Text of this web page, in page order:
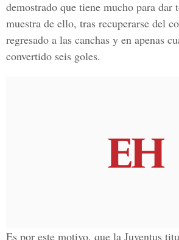
demostrado que tiene mucho para dar
muestra de ello, tras recuperarse del
regresado a las canchas y en apenas
convertido seis goles.
Es por este motivo, que la Juventus